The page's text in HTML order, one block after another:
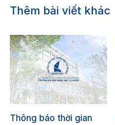
Thêm bài viết khác
Thông báo thời gian